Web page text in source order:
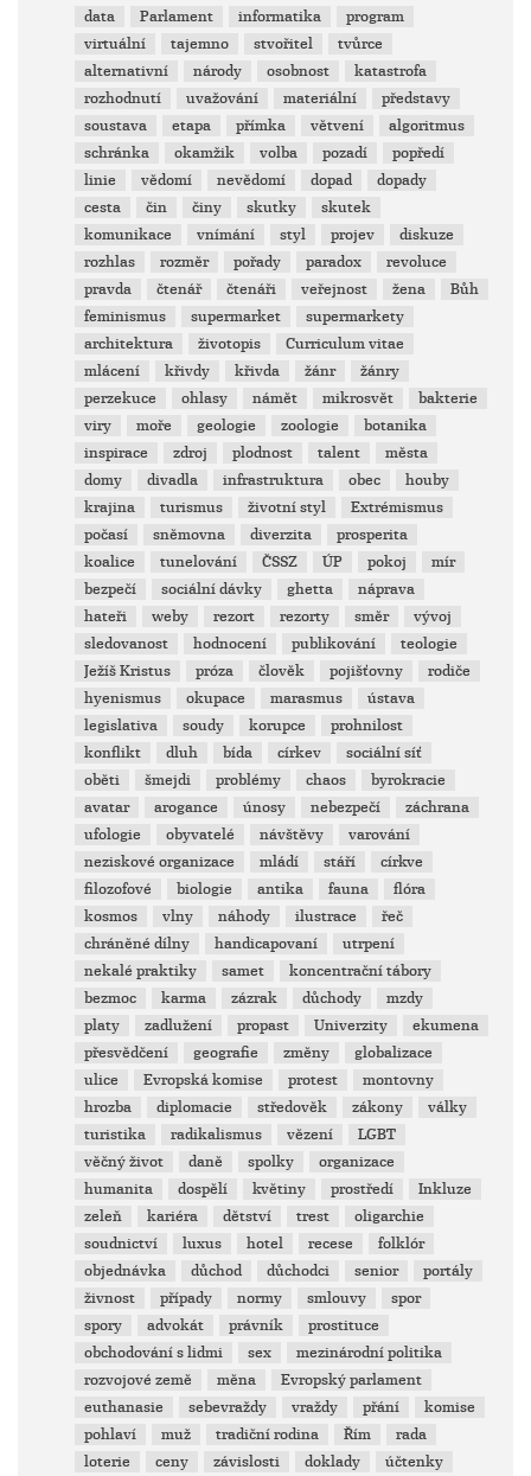
data
Parlament informatika
program
virtuální
tajemno stvořitel
tvůrce
alternativní
národy osobnost
katastrofa
rozhodnutí
uvažování materiální
představy
soustava
etapa přímka větvení
algoritmus
schránka
okamžik volba pozadí
popředí
linie
vědomí nevědomí dopad
dopady
cesta
čin činy skutky
skutek
komunikace
vnímání styl projev
diskuze
rozhlas
rozměr pořady paradox
revoluce
pravda
čtenář čtenáři veřejnost žena
Bůh
feminismus
supermarket
supermarkety
architektura
životopis
Curriculum vitae
mlácení
křivdy křivda žánr
žánry
perzekuce
ohlasy námět mikrosvět
bakterie
viry
moře geologie zoologie
botanika
inspirace
zdroj plodnost talent
města
domy
divadla infrastruktura obec
houby
krajina
turismus životní styl
Extrémismus
počasí
sněmovna diverzita
prosperita
koalice
tunelování ČSSZ ÚP pokoj
mír
bezpečí
sociální dávky ghetta
náprava
hateři
weby rezort rezorty směr
vývoj
sledovanost
hodnocení publikování
teologie
Ježíš Kristus
próza člověk pojišťovny
rodiče
hyenismus
okupace marasmus
ústava
legislativa
soudy korupce
prohnilost
konflikt
dluh bída církev
sociální síť
oběti
šmejdi problémy chaos
byrokracie
avatar
arogance únosy nebezpečí
záchrana
ufologie
obyvatelé návštěvy
varování
neziskové organizace
mládí stáří
církve
filozofové
biologie antika fauna
flóra
kosmos
vlny náhody ilustrace
řeč
chráněné dílny
handicapovaní
utrpení
nekalé praktiky
samet
koncentrační tábory
bezmoc
karma zázrak důchody
mzdy
platy
zadlužení propast Univerzity
ekumena
přesvědčení
geografie změny
globalizace
ulice
Evropská komise protest
montovny
hrozba
diplomacie středověk zákony
války
turistika
radikalismus vězení
LGBT
věčný život
daně spolky
organizace
humanita
dospělí květiny prostředí
Inkluze
zeleň
kariéra dětství trest
oligarchie
soudnictví
luxus hotel recese
folklór
objednávka
důchod důchodci senior
portály
živnost
případy normy smlouvy
spor
spory
advokát právník
prostituce
obchodování s lidmi
sex
mezinárodní politika
rozvojové země
měna
Evropský parlament
euthanasie
sebevraždy vraždy přání
komise
pohlaví
muž tradiční rodina Řím
rada
loterie
ceny závislosti doklady účtenky